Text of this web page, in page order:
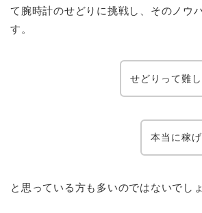
て腕時計のせどりに挑戦し、そのノウ
す。
せどりって難
本当に稼
と思っている方も多いのではないでし